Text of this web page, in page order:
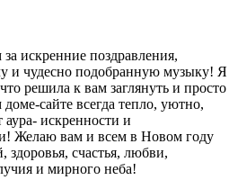
искренние поздравления,
и чудесно подобранную музыку! Я
решила к вам заглянуть и просто
сайте всегда тепло, уютно,
искренности и
Желаю вам и всем в Новом году
счастья, любви,
и мирного неба!